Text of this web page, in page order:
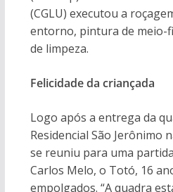
(CGLU) executou a
entorno, pintura de meio-
de limpeza.
Felicidade da criançada
Logo após a entrega da
Residencial São Jerônimo
se reuniu para uma
Carlos Melo, o Totó, 16
empolgados. “A quadra